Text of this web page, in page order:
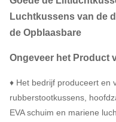
Luchtkussens van de
de Opblaasbare
Ongeveer het Product
♦ Het bedrijf produceert en
rubberstootkussens,
EVA schuim en mariene